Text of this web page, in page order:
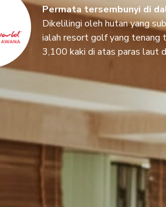
Permata tersembunyi di
Dikelilingi oleh hutan yang
ialah resort golf yang tenang
3,100 kaki di atas paras laut